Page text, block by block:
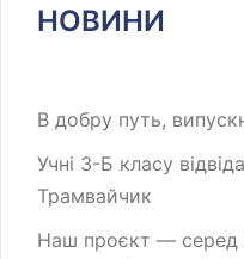
НОВИНИ
В добру путь,
Учні 3-Б класу
Трамвайчик
Наш проєкт — серед